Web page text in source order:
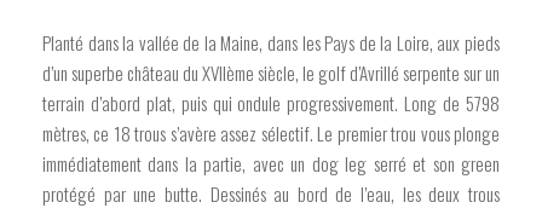
Planté dans la vallée de la Maine, dans les Pays de la Loire, aux pieds
d’un superbe château du XVIIème siècle, le golf d’Avrillé serpente sur un
terrain d’abord plat, puis qui ondule progressivement. Long de 5798
mètres, ce 18 trous s’avère assez sélectif. Le premier trou vous plonge
immédiatement dans la partie, avec un dog leg serré et son green
protégé par une butte. Dessinés au bord de l’eau, les deux trous